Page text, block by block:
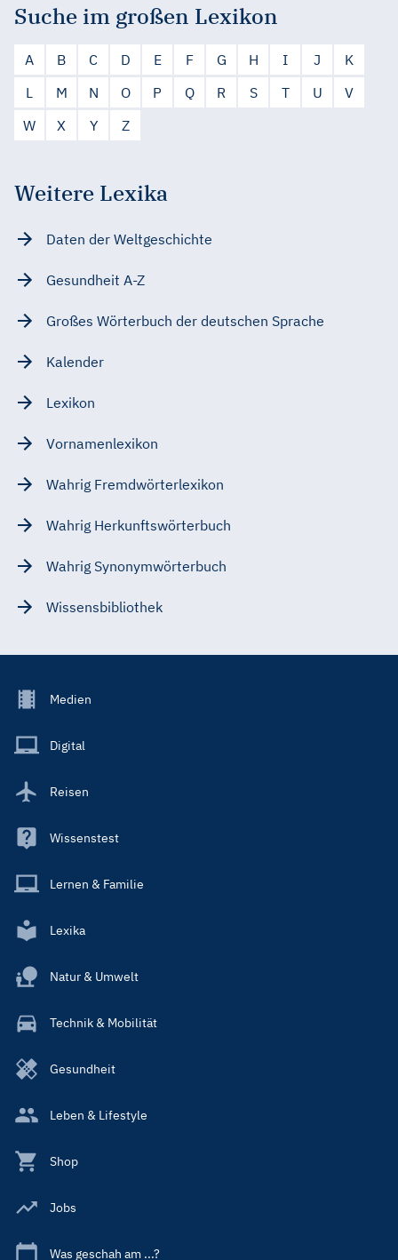
Suche im großen Lexikon
A B C D E F G H I J
K
L
M N O P Q R S T U
V
W
X Y Z
Weitere Lexika
Daten der Weltgeschichte
Gesundheit A-Z
Großes Wörterbuch der deutschen Sprache
Kalender
Lexikon
Vornamenlexikon
Wahrig Fremdwörterlexikon
Wahrig Herkunftswörterbuch
Wahrig Synonymwörterbuch
Wissensbibliothek
Footer
Main
Medien
Digital
Reisen
Wissenstest
Lernen & Familie
Lexika
Natur & Umwelt
Technik & Mobilität
Gesundheit
Leben & Lifestyle
Shop
Jobs
Was geschah am ...?